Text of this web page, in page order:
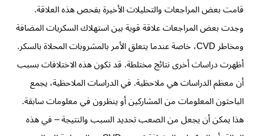
قامت بعض المراجعات والتحليلات الأخيرة بفحص هذه العلاقة.
وجدت بعض المراجعات علاقة قوية بين استهلاك السكريات المضافة
ومخاطر CVD، خاصة عندما يتعلق الأمر بالمشروبات المحلاة بالسكر.
أظهرت دراسات أخرى نتائج مختلطة. قد تكون هذه الاختلافات بسبب
أن معظم الدراسات هي ملاحظية. في الدراسات الملاحظية، يجمع
الباحثون المعلومات من المشاركين أو ينظرون في معلومات سابقة.
هذا يمكن أن يجعل من الصعب تحديد السبب والنتيجة – في هذه